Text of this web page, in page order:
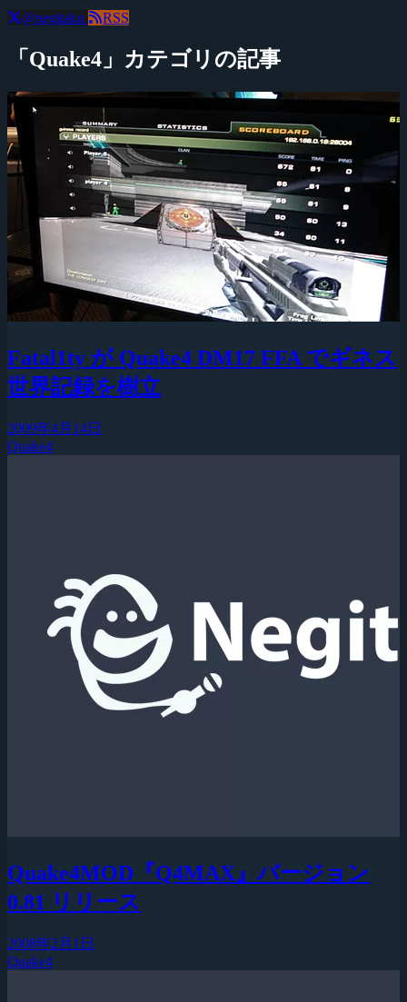
@negitaku RSS
「Quake4」カテゴリの記事
Fatal1ty が Quake4 DM17 FFA でギネス
世界記録を樹立
2009年4月14日
Quake4
Quake4MOD『Q4MAX』バージョン
0.81 リリース
2008年2月1日
Quake4